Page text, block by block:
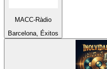
MACC-Ràdio
Barcelona, Éxitos